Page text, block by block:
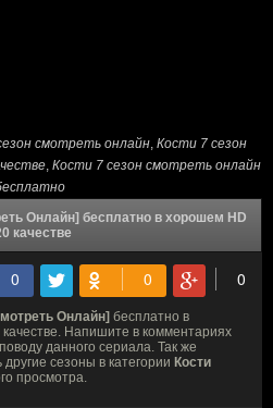
cмотреть онлайн Кости 7 сезон
, Кости 7 сезон смотреть онлайн
Онлайн] бесплатно в хорошем HD
качестве
Онлайн] бесплатно в
Напишите в комментариях
данного сериала. Так же
сезоны в категории Кости
просмотра.